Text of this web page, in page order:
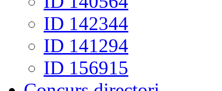
ID 142344
ID 141294
ID 156915